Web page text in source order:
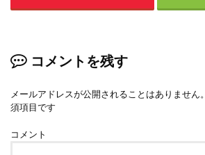
コメントを残す
メールアドレスが公開されることはありません。
須項目です
コメント